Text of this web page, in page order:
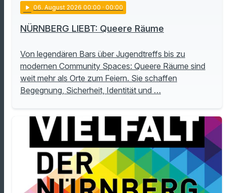
play_arrow 06. August 2026 00:00 · 00:00
NÜRNBERG LIEBT: Queere Räume
Von legendären Bars über Jugendtreffs bis zu
modernen Community Spaces: Queere Räume sind
weit mehr als Orte zum Feiern. Sie schaffen
Begegnung, Sicherheit, Identität und …